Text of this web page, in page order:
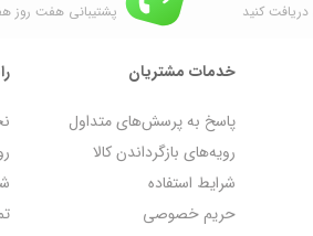
کنید پشتیبانی هفت روز
خدمات مشتریان
پاسخ به پرسش‌های متداول
رویه‌های بازگرداندن کالا
شرایط استفاده
حریم خصوصی